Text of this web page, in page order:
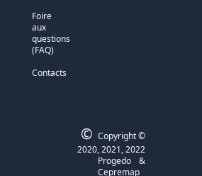
Foire
aux
questions
(FAQ)
Contacts
© Copyright ©
2020, 2021, 2022
Progedo
&
Cepremap